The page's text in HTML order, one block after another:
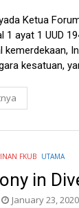
Ketua
1 ayat 1 UUD
kemerdekaan,
kesatuan,
FKUB UTAMA
in
January 23, 2020